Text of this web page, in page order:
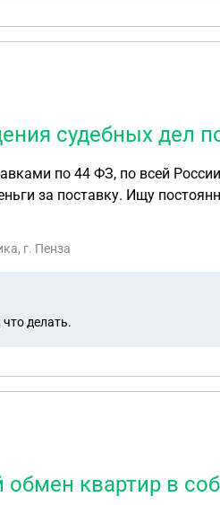
судебных дел
клиент у меня проблемный, с которым надо
за поставку. Ищу
суда с ответчика, я забираю
г. Пенза
делать.
квартир в